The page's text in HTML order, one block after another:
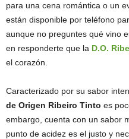
para una cena romántica o un
están disponible por teléfono
aunque no preguntes qué vino
en responderte que la D.O.
el corazón.
Caracterizado por su sabor
de Origen Ribeiro Tinto es
embargo, cuenta con un sabor
punto de acidez es el justo y